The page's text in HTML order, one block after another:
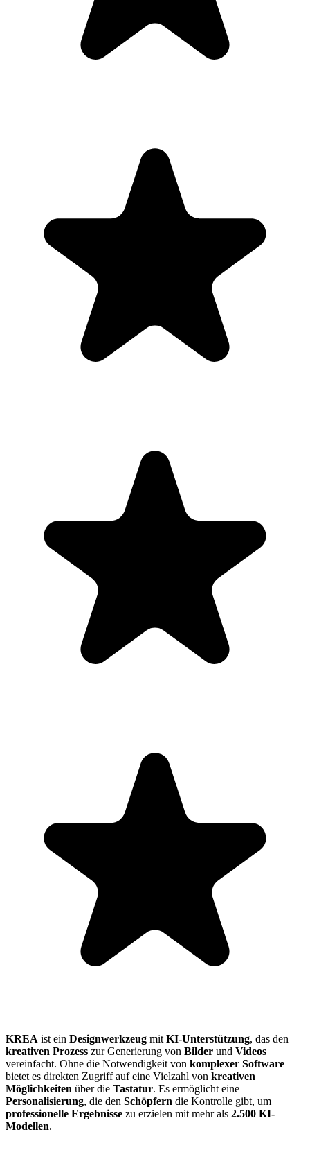
KREA ist ein Designwerkzeug mit KI-Unterstützung, das den
kreativen Prozess zur Generierung von Bilder und Videos
vereinfacht. Ohne die Notwendigkeit von komplexer Software
bietet es direkten Zugriff auf eine Vielzahl von kreativen
Möglichkeiten über die Tastatur. Es ermöglicht eine
Personalisierung, die den Schöpfern die Kontrolle gibt, um
professionelle Ergebnisse zu erzielen mit mehr als 2.500 KI-
Modellen.